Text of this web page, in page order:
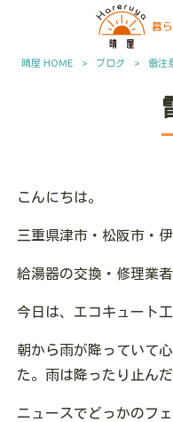
晴屋 HOME > ブログ > 雷注
こんにちは。
三重県津市・松阪市・
給湯器の交換・修理業
今日は、エコキュート工
朝から雨が降っていて
た。雨は降ったり止んだ
ニュースでどっかのフ